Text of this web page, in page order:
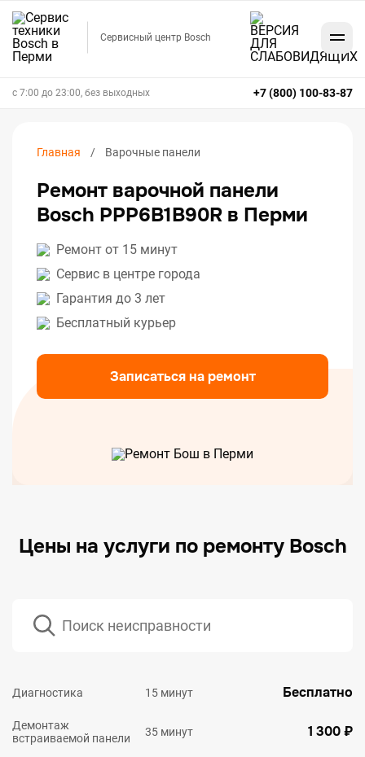
Сервисный центр Bosch
+7 (800) 100-83-87
с 7:00 до 23:00, без выходных
Главная Варочные панели
Ремонт варочной панели
Bosch PPP6B1B90R в Перми
Ремонт от 15 минут
Сервис в центре города
Гарантия до 3 лет
Бесплатный курьер
Записаться на ремонт
Цены на услуги по ремонту Bosch
Диагностика 15 минут Бесплатно
Демонтаж
встраиваемой панели
35 минут 1 300 ₽